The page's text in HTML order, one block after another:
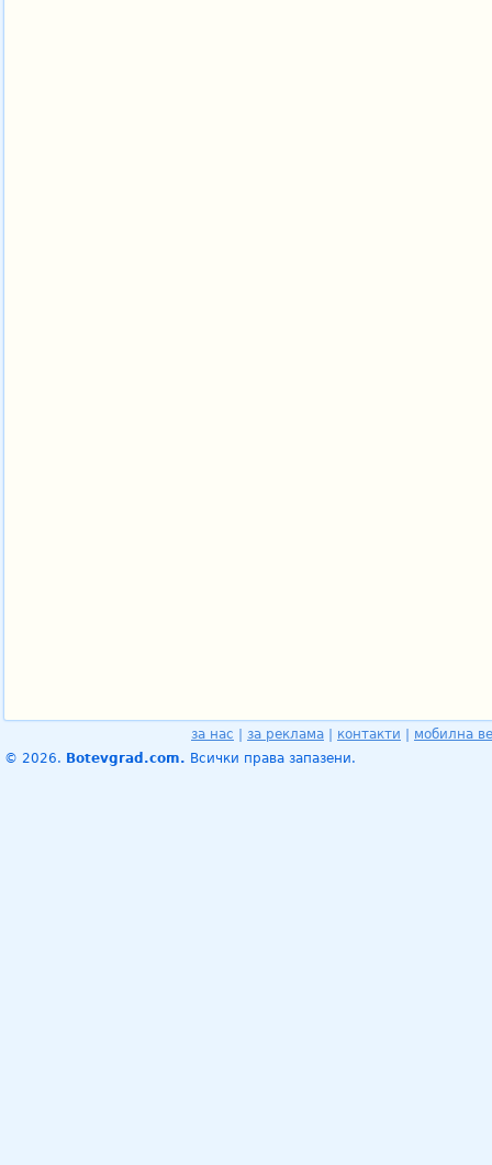
за нас за реклама контакти
мобилна
© 2026. Botevgrad.com. Всички права запазени.